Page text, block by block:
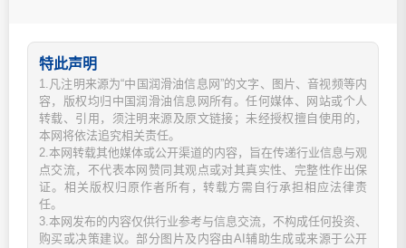
特此声明
1.凡注明来源为“中国润滑油信息网”的文字、图片、音视频等内
容，版权均归中国润滑油信息网所有。任何媒体、网站或个人
转载、引用，须注明来源及原文链接；未经授权擅自使用的，
本网将依法追究相关责任。
2.本网转载其他媒体或公开渠道的内容，旨在传递行业信息与观
点交流，不代表本网赞同其观点或对其真实性、完整性作出保
证。相关版权归原作者所有，转载方需自行承担相应法律责
任。
3.本网发布的内容仅供行业参考与信息交流，不构成任何投资、
购买或决策建议。部分图片及内容由AI辅助生成或来源于公开